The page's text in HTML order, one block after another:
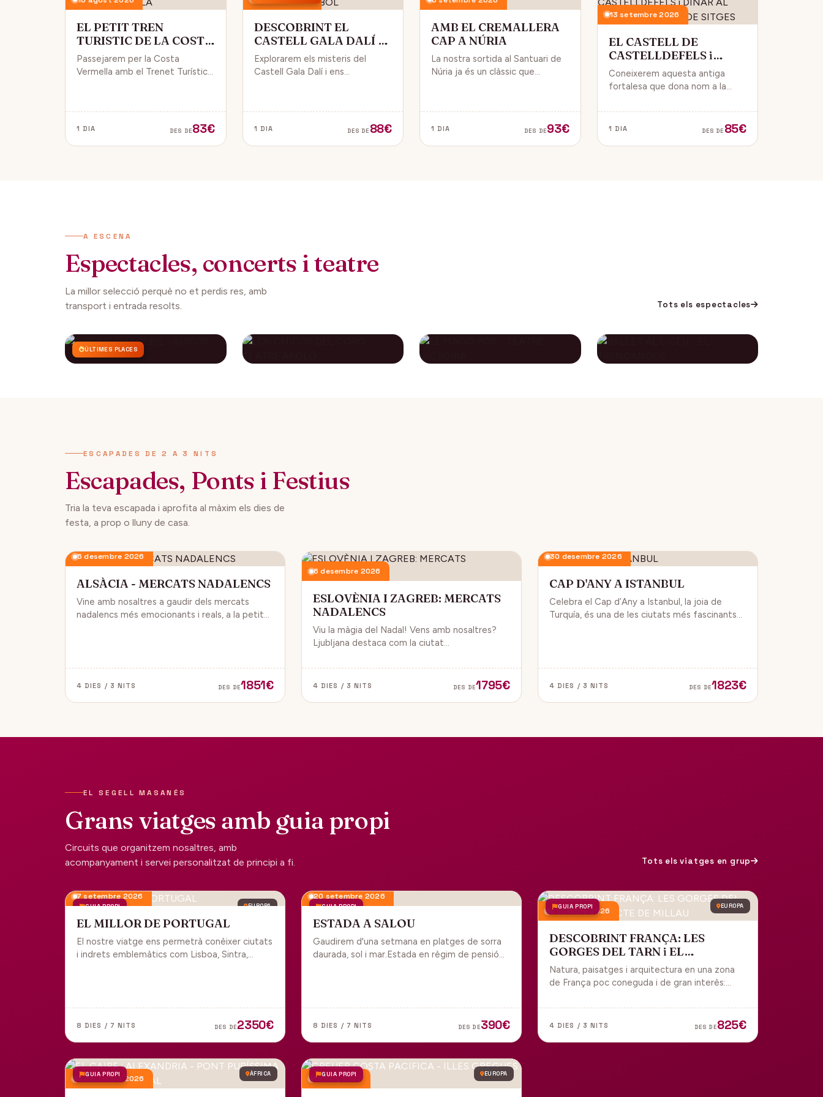
EL PETIT TREN
TURISTIC DE LA COSTA
VERMELLA
Passejarem per la Costa
Vermella amb el Trenet Turístic,
vistes de la Mar Mediterrània.
1 DIA DES DE83€
DESCOBRINT EL
CASTELL GALA DALÍ A
PÚBOL
Explorarem els misteris del
Castell Gala Dalí i ens
de Dalí.
1 DIA DES DE 88€
AMB EL CREMALLERA
CAP A NÚRIA
La nostra sortida al Santuari de
Núria ja és un clàssic que
veurem des del Cremallera.
1 DIA DES DE93€
13 setembre 2026
EL CASTELL DE
CASTELLDEFELS i
DINAR AL PASSEIG
MARITIM DE SITGES
Coneixerem aquesta antiga
fortalesa que dona nom a la
un punt estratègic amb vistes al
mar Mediterrani.
1 DIA DES DE 85€
A ESCENA
Espectacles, concerts i teatre
La millor selecció perquè no et perdis res, amb
transport i entrada resolts.
Tots els espectacles
ÚLTIMES PLACES
ESCAPADES DE 2 A 3 NITS
Escapades, Ponts i Festius
Tria la teva escapada i aprofita al màxim els dies de
festa, a prop o lluny de casa.
5 desembre 2026
ALSÀCIA - MERCATS NADALENCS
Vine amb nosaltres a gaudir dels mercats
nadalencs més emocionants i reals, a la petita
4 DIES / 3 NITS DES DE1851€
6 desembre 2026
ESLOVÈNIA I ZAGREB: MERCATS
NADALENCS
Viu la màgia del Nadal! Vens amb nosaltres?
Ljubljana destaca com la ciutat
reconeguda com una de les millors
destinacions nadalenques d’Europa.
4 DIES / 3 NITS DES DE1795€
30 desembre 2026
CAP D'ANY A ISTANBUL
Celebra el Cap d’Any a Istanbul, la joia de
Turquía, és una de les ciutats més fascinants
4 DIES / 3 NITS DES DE1823€
EL SEGELL MASANÉS
Grans viatges amb guia propi
Circuits que organitzem nosaltres, amb
acompanyament i servei personalitzat de principi a fi.
Tots els viatges en grup
GUIA PROPI EUROPA
7 setembre 2026
EL MILLOR DE PORTUGAL
El nostre viatge ens permetrà conèixer ciutats
i indrets emblemàtics com Lisboa, Sintra,
8 DIES / 7 NITS DES DE2350€
GUIA PROPI
20 setembre 2026
ESTADA A SALOU
Gaudirem d'una setmana en platges de sorra
daurada, sol i mar.Estada en règim de pensió
8 DIES / 7 NITS DES DE390€
GUIA PROPI EUROPA
9 octubre 2026
DESCOBRINT FRANÇA: LES
GORGES DEL TARN i EL
VIADUCTE DE MILLAU
Natura, paisatges i arquitectura en una zona
de França poc coneguda i de gran interès:
l'impressionant Viaducte de Millau.
4 DIES / 3 NITS DES DE825€
GUIA PROPI ÀFRICA
4 desembre 2026 GUIA PROPI EUROPA
18 juny 2027